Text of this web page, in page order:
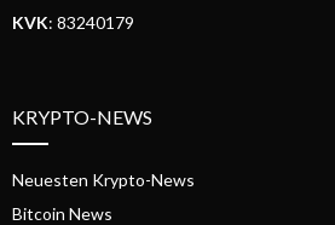
KVK: 83240179
KRYPTO-NEWS
Neuesten Krypto-News
Bitcoin News